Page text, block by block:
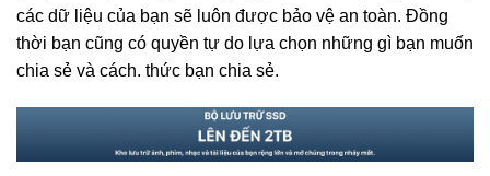
các dữ liệu của bạn sẽ luôn được bảo vệ an toàn. Đồng
thời bạn cũng có quyền tự do lựa chọn những gì bạn muốn
chia sẻ và cách. thức bạn chia sẻ.